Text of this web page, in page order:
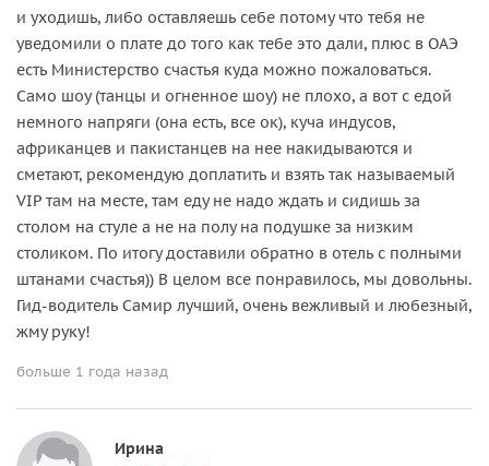
и уходишь, либо оставляешь себе потому что тебя не
уведомили о плате до того как тебе это дали, плюс в ОАЭ
есть Министерство счастья куда можно пожаловаться.
Само шоу (танцы и огненное шоу) не плохо, а вот с едой
немного напряги (она есть, все ок), куча индусов,
африканцев и пакистанцев на нее накидываются и
сметают, рекомендую доплатить и взять так называемый
VIP там на месте, там еду не надо ждать и сидишь за
столом на стуле а не на полу на подушке за низким
столиком. По итогу доставили обратно в отель с полными
штанами счастья)) В целом все понравилось, мы довольны.
Гид-водитель Самир лучший, очень вежливый и любезный,
жму руку!
больше 1 года назад
Ирина